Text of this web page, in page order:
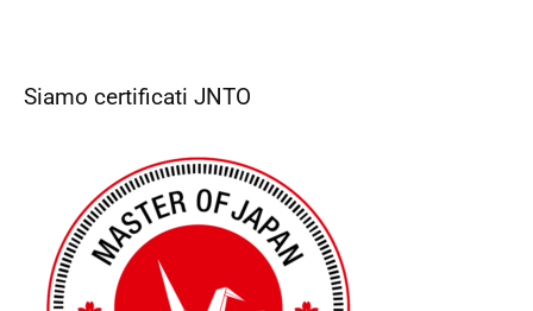
Siamo certificati JNTO